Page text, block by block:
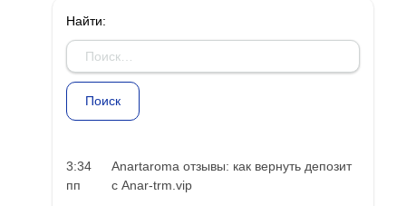
Найти:
3:34
пп
Anartaroma отзывы: как вернуть депозит
с Anar-trm.vip